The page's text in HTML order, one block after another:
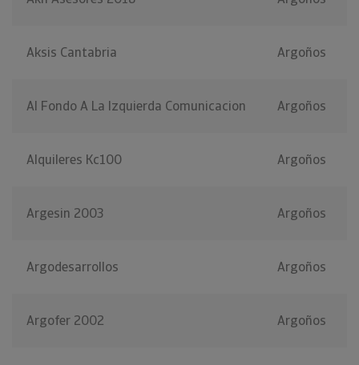
Aksis Cantabria Argoños
Al Fondo A La Izquierda Comunicacion Argoños
Alquileres Kc100 Argoños
Argesin 2003 Argoños
Argodesarrollos Argoños
Argofer 2002 Argoños